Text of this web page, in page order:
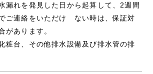
漏れを発見した日から起算して、2週間
ご連絡をいただけ ない時は、保証対
があります。
粧台、その他排水設備及び排水管の排